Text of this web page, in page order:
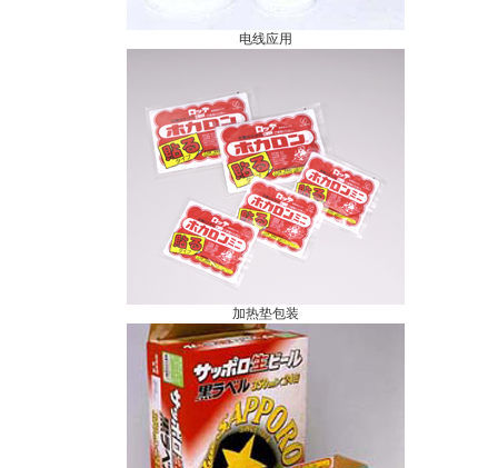
电线应用
加热垫包装